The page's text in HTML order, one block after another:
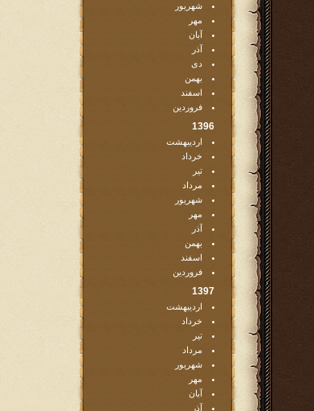
شهریور
مهر
آبان
آذر
دی
بهمن
اسفند
فروردین
1396
اردیبهشت
خرداد
تیر
مرداد
شهریور
مهر
آذر
بهمن
اسفند
فروردین
1397
اردیبهشت
خرداد
تیر
مرداد
شهریور
مهر
آبان
آذر